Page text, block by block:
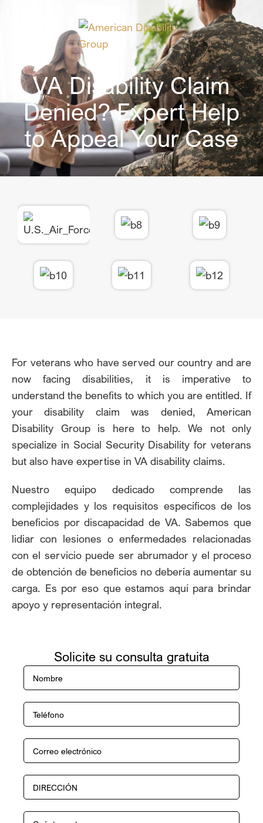
VA Disability Claim
Denied? Expert Help
to Appeal Your Case
For veterans who have served our country and are
now facing disabilities, it is imperative to
understand the benefits to which you are entitled. If
your disability claim was denied, American
Disability Group is here to help. We not only
specialize in Social Security Disability for veterans
but also have expertise in VA disability claims.
Nuestro equipo dedicado comprende las
complejidades y los requisitos específicos de los
beneficios por discapacidad de VA. Sabemos que
lidiar con lesiones o enfermedades relacionadas
con el servicio puede ser abrumador y el proceso
de obtención de beneficios no debería aumentar su
carga. Es por eso que estamos aquí para brindar
apoyo y representación integral.
Solicite su consulta gratuita